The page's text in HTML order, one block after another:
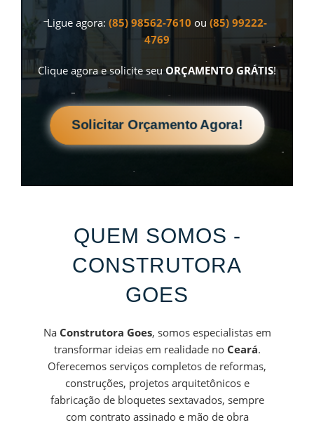
Ligue agora: (85) 98562-7610 ou (85) 99222-
4769
Clique agora e solicite seuORÇAMENTO GRÁTIS!
Solicitar Orçamento Agora!
QUEM SOMOS -
CONSTRUTORA
GOES
Na Construtora Goes, somos especialistas em
transformar ideias em realidade no Ceará.
Oferecemos serviços completos de reformas,
construções, projetos arquitetônicos e
fabricação de bloquetes sextavados, sempre
com contrato assinado e mão de obra